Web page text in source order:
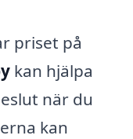
priset på
kan hjälpa
när du
kan